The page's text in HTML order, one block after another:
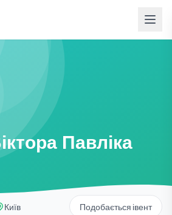
Павліка
Київ Подобається івент